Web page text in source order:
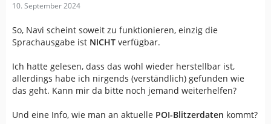
10. September 2024
So, Navi scheint soweit zu funktionieren, einzig die
Sprachausgabe ist NICHT verfügbar.
Ich hatte gelesen, dass das wohl wieder herstellbar ist,
allerdings habe ich nirgends (verständlich) gefunden wie
das geht. Kann mir da bitte noch jemand weiterhelfen?
Und eine Info, wie man an aktuelle POI-Blitzerdaten kommt?